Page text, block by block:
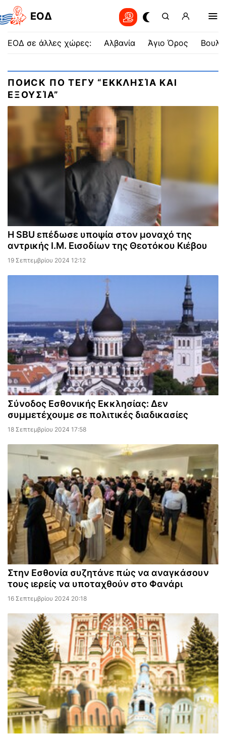
EOΔ
ΕΟΔ σε άλλες χώρες: Αλβανία Άγιο Όρος
ПОИСК ПО ТЕГУ “ΕΚΚΛΗΣΊΑ ΚΑΙ
ΕΞΟΥΣΊΑ”
Η SBU επέδωσε υποψία στον μοναχό της
αντρικής Ι.Μ. Εισοδίων της Θεοτόκου Κιέβου
19 Σεπτεμβρίου 2024 12:12
Σύνοδος Εσθονικής Εκκλησίας: Δεν
συμμετέχουμε σε πολιτικές διαδικασίες
18 Σεπτεμβρίου 2024 17:58
Στην Εσθονία συζητάνε πώς να αναγκάσουν
τους ιερείς να υποταχθούν στο Φανάρι
16 Σεπτεμβρίου 2024 20:18